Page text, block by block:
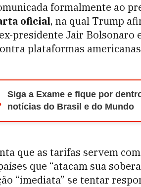
formalmente ao
oficial, na qual Trump
presidente Jair Bolsonaro
plataformas
Siga a Exame e fique por
notícias do Brasil e do Mundo
que as tarifas servem
que “atacam sua
“imediata” se tentar